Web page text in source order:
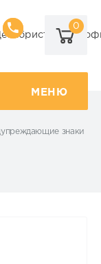
9А,
8 (920) 101-
0
МЕНЮ
знаки